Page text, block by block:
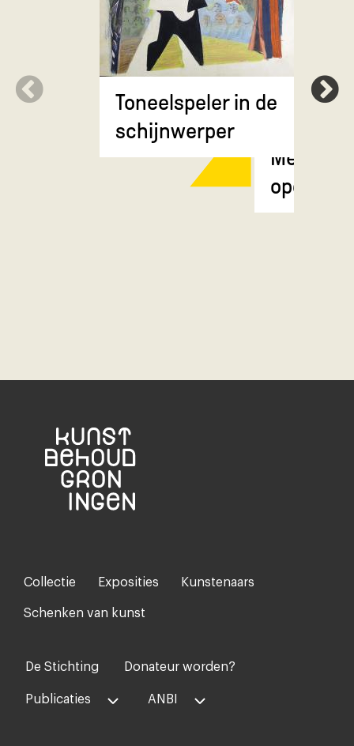
Toneelspeler in de
schijnwerper
Meisje
Footer-
menu
Collectie Exposities Kunstenaars
Schenken van kunst
Voet
midden
De Stichting Donateur worden?
Publicaties ANBI